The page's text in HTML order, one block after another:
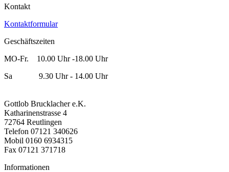
Kontakt
Kontaktformular
Geschäftszeiten
MO-Fr. 10.00 Uhr -18.00 Uhr
Sa 9.30 Uhr - 14.00 Uhr
Gottlob Brucklacher e.K.
Katharinenstrasse 4
72764 Reutlingen
Telefon 07121 340626
Mobil 0160 6934315
Fax 07121 371718
Informationen